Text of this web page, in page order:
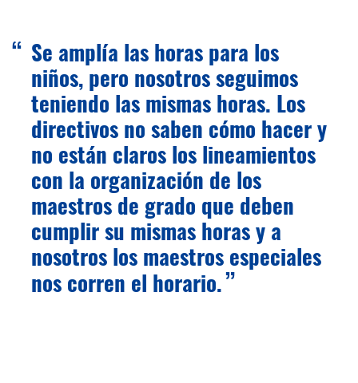
Se amplía las horas para los
niños, pero nosotros seguimos
teniendo las mismas horas. Los
directivos no saben cómo hacer y
no están claros los lineamientos
con la organización de los
maestros de grado que deben
cumplir su mismas horas y a
nosotros los maestros especiales
nos corren el horario.